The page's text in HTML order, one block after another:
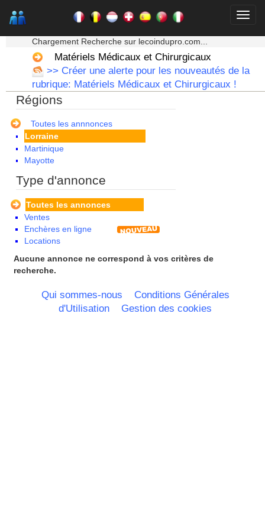
Chargement Recherche sur lecoindupro.com...
Matériels Médicaux et Chirurgicaux
>> Créer une alerte pour les nouveautés de la
rubrique: Matériels Médicaux et Chirurgicaux !
Régions
Toutes les annnonces
Champagne Ardenne
Franche Comte - Suisse
Guadeloupe
Guyane
Haute Normandie
Ile de France
La Réunion
Languedoc Roussillon
Limousin
Lorraine
Martinique
Mayotte
Portugal
Nord Pas de Calais - Belgique -
Pays Bas
Pays de la Loire
Picardie
Poitou Charentes
Principauté de Monaco
Provence Alpes Cote d'Azur -
Rhone Alpes
Type d'annonce
Toutes les annonces
Ventes
Enchères en ligne
Locations
Aucune annonce ne correspond à vos critères de
recherche.
Qui sommes-nous
Conditions Générales
d'Utilisation
Gestion des cookies